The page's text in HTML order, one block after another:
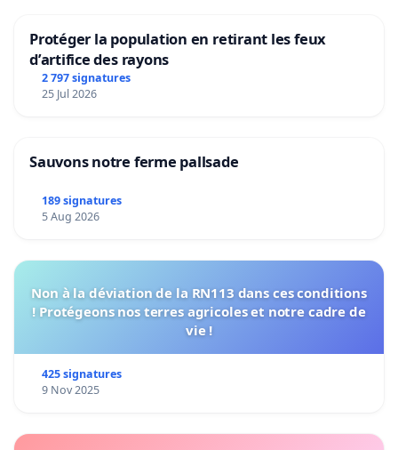
Protéger la population en retirant les feux
d’artifice des rayons
2 797 signatures
25 Jul 2026
Sauvons notre ferme pallsade
189 signatures
5 Aug 2026
Non à la déviation de la RN113 dans ces conditions
! Protégeons nos terres agricoles et notre cadre de
vie !
425 signatures
9 Nov 2025